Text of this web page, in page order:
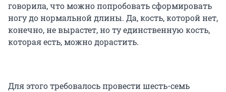
говорила, что можно попробовать сформировать
ногу до нормальной длины. Да, кость, которой нет,
конечно, не вырастет, но ту единственную кость,
которая есть, можно дорастить.
Для этого требовалось провести шесть-семь